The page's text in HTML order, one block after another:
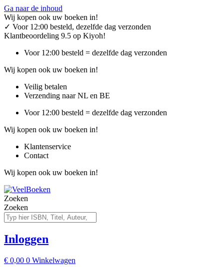
Ga naar de inhoud
Wij kopen ook uw boeken in!
✓ Voor 12:00 besteld, dezelfde dag verzonden
Klantbeoordeling 9.5 op Kiyoh!
Voor 12:00 besteld = dezelfde dag verzonden
Wij kopen ook uw boeken in!
Veilig betalen
Verzending naar NL en BE
Voor 12:00 besteld = dezelfde dag verzonden
Wij kopen ook uw boeken in!
Klantenservice
Contact
Wij kopen ook uw boeken in!
Zoeken
Zoeken
Inloggen
€ 0,00 0 Winkelwagen